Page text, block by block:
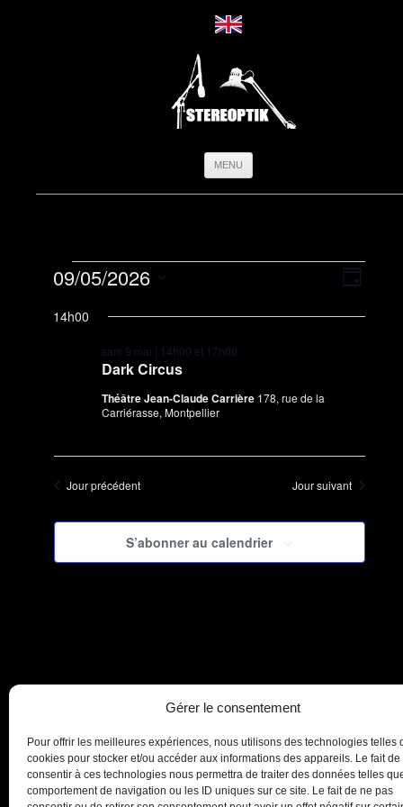
Gérer le consentement
Pour offrir les meilleures expériences, nous utilisons des technologies telles
cookies pour stocker et/ou accéder aux informations des appareils. Le fait de
consentir à ces technologies nous permettra de traiter des données telles
comportement de navigation ou les ID uniques sur ce site. Le fait de ne pas
MENU
for
2026
Navigation
parde
Jour
09/05/2026
une
date.
14h00
Dark Circus
sam 9 mai | 14h00 et 17h00
Théâtre Jean-Claude Carrière 178, rue de la
Carriérasse, Montpellier
Jour précédent Jour suivant
S’abonner au calendrier